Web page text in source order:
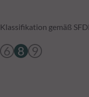
Klassifikation gemäß
6 8 9